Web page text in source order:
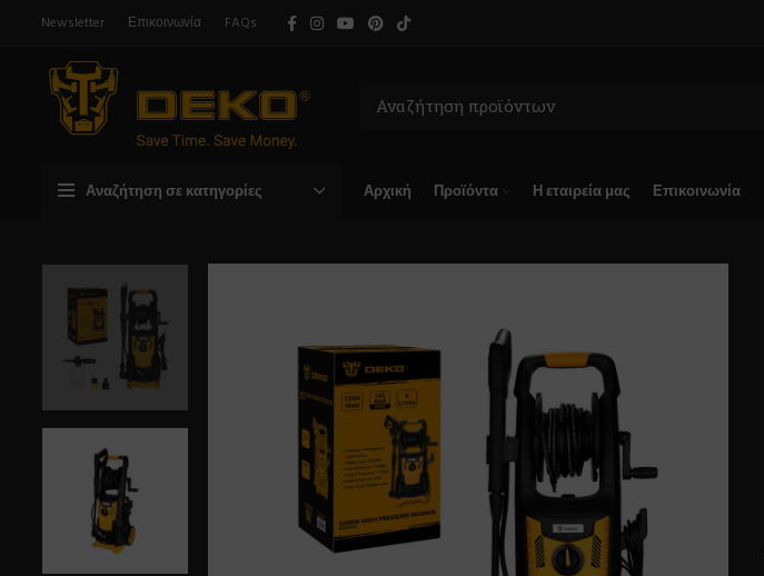
Newsletter Επικοινωνία FAQs
Αναζήτηση σε κατηγορίες Αρχική Προϊόντα Η εταιρεία μας Επικοινωνία